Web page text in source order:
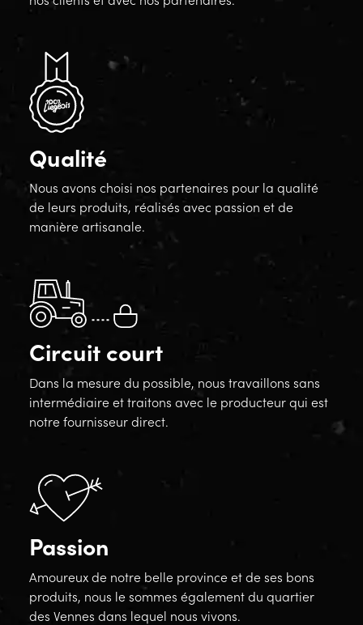
Qualité
Nous avons choisi nos partenaires pour la qualité
de leurs produits, réalisés avec passion et de
manière artisanale.
Circuit court
Dans la mesure du possible, nous travaillons sans
intermédiaire et traitons avec le producteur qui est
notre fournisseur direct.
Passion
Amoureux de notre belle province et de ses bons
produits, nous le sommes également du quartier
des Vennes dans lequel nous vivons.